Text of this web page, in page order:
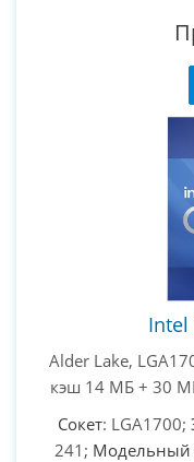
Intel
Alder Lake,
кэш 14 МБ + 30
Сокет: LGA1700;
241; Модельный